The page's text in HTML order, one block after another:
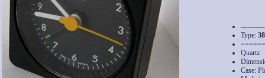
Type:
Quartz
Case: